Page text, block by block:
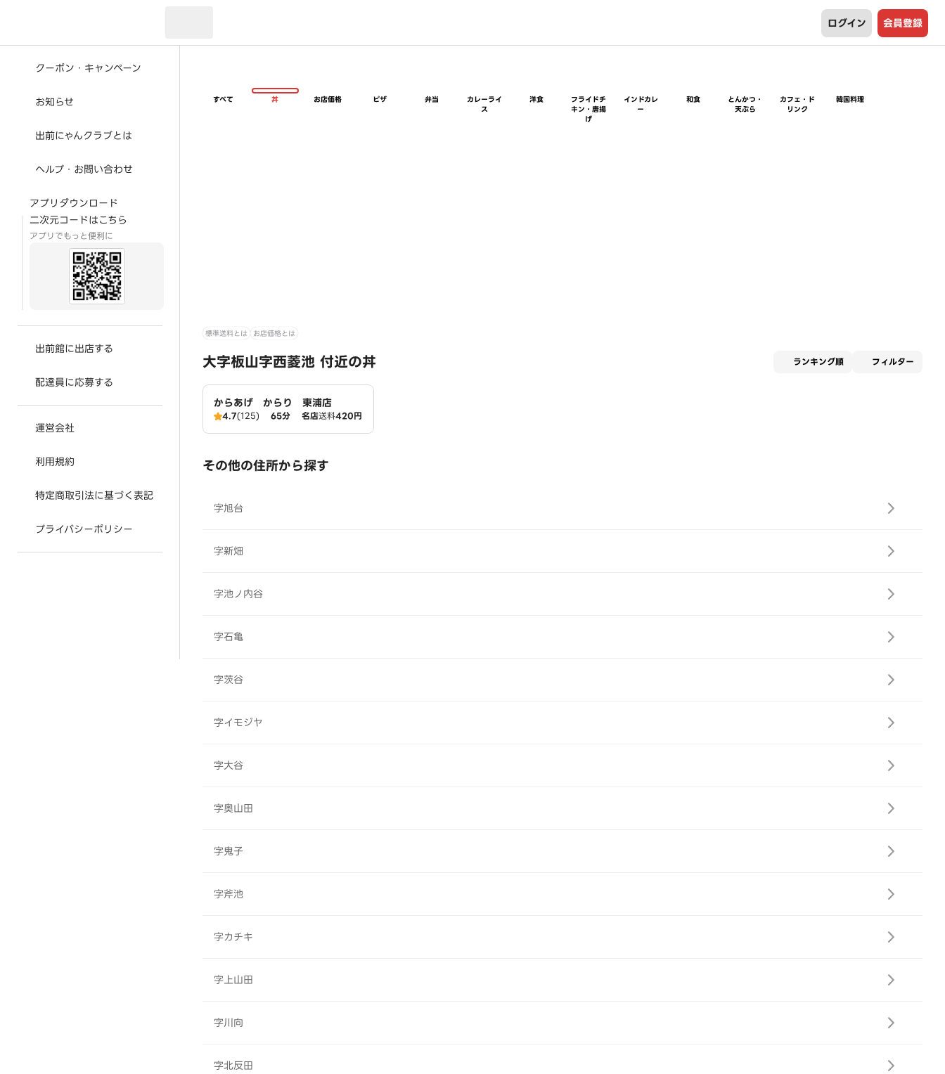
ログイン 会員登録
クーポン・キャンペーン
お知らせ
出前にゃんクラブとは
ヘルプ・お問い合わせ
アプリダウンロード
二次元コードはこちら
アプリでもっと便利に
出前館に出店する
配達員に応募する
運営会社
利用規約
特定商取引法に基づく表記
プライバシーポリシー
すべて 丼 お店価格 ピザ 弁当
カレーライ
ス
洋食
フライドチ
キン・唐揚
げ
インドカレ
ー
和食
とんかつ・
天ぷら
カフェ・ド
リンク
韓国料理
標準送料とは お店価格とは
大字板山字西菱池 付近の丼 ランキング順 フィルター
からあげ からり 東浦店
4.7(125) 65分 名店送料420円
その他の住所から探す
字旭台
字新畑
字池ノ内谷
字石亀
字茨谷
字イモジヤ
字大谷
字奥山田
字鬼子
字斧池
字カチキ
字上山田
字川向
字北反田